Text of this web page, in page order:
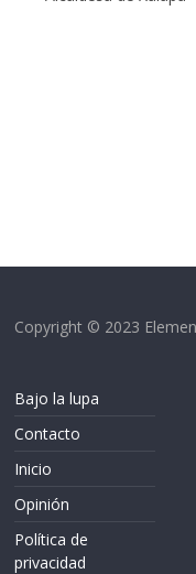
Copyright © 2023
Bajo la lupa
Contacto
Inicio
Opinión
Política de
privacidad